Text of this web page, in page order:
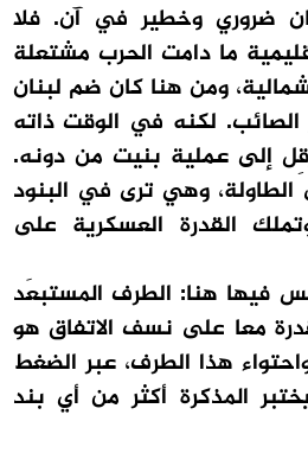
ضروري وخطير في آن. فلا
ما دامت الحرب مشتعلة
ومن هنا كان ضم لبنان
الصائب. لكنه في الوقت ذاته
إلى عملية بنيت من دونه.
وهي ترى في البنود
القدرة العسكرية على
فيها هنا: الطرف المستبعَد
معا على نسف الاتفاق هو
هذا الطرف، عبر الضغط
المذكرة أكثر من أي بند